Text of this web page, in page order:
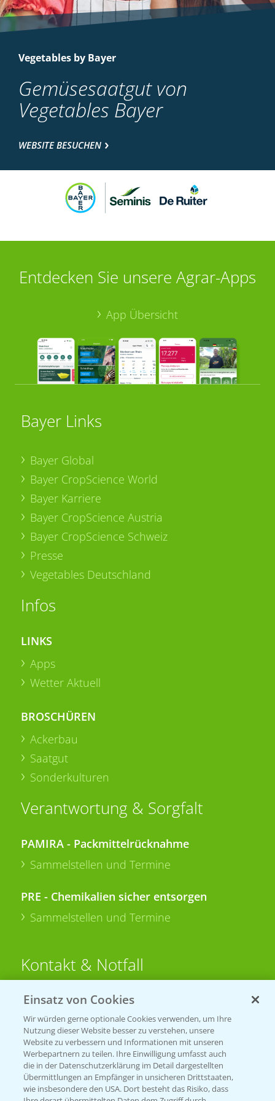
Vegetables by Bayer
Gemüsesaatgut von
Vegetables Bayer
WEBSITE BESUCHEN
Entdecken Sie unsere Agrar-Apps
App Übersicht
Bayer Links
Bayer Global
Bayer CropScience World
Bayer Karriere
Bayer CropScience Austria
Bayer CropScience Schweiz
Presse
Vegetables Deutschland
Infos
LINKS
Apps
Wetter Aktuell
BROSCHÜREN
Ackerbau
Saatgut
Sonderkulturen
Verantwortung & Sorgfalt
PAMIRA - Packmittelrücknahme
Sammelstellen und Termine
PRE - Chemikalien sicher entsorgen
Sammelstellen und Termine
Kontakt & Notfall
Beratung auf WhatsApp
T.+49 (0)174 346 564 1
KONTAKT
Hilfe in Notfällen
Einsatz von Cookies
Wir würden gerne optionale Cookies verwenden, um Ihre
Nutzung dieser Website besser zu verstehen, unsere
Website zu verbessern und Informationen mit unseren
Werbepartnern zu teilen. Ihre Einwilligung umfasst auch
die in der Datenschutzerklärung im Detail dargestellten
Übermittlungen an Empfänger in unsicheren Drittstaaten,
wie insbesondere den USA. Dort besteht das Risiko, dass